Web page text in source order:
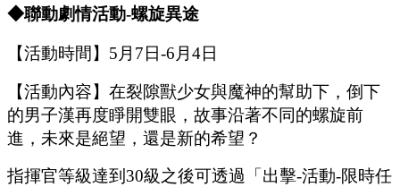
◆聯動劇情活動-螺旋異途
【活動時間】 5 月 7 日-6 月 4日
【活動內容】在裂隙獸少女與魔神的幫助下，倒下
的男子漢再度睜開雙眼，故事沿著不同的螺旋前
進，未來是絕望，還是新的希望？
指揮官等級達到 30級之後可透過「 出擊-活動-限時任